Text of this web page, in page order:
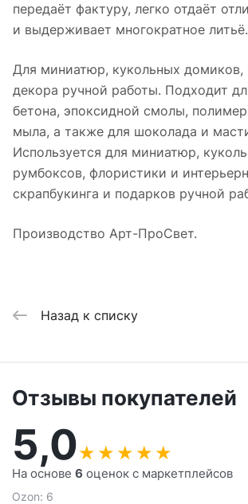
передаёт фактуру, легко отдаёт
и выдерживает многократное литьё.
Для миниатюр, кукольных домиков,
декора ручной работы. Подходит
бетона, эпоксидной смолы,
мыла, а также для шоколада и
Используется для миниатюр,
румбоксов, флористики и
скрапбукинга и подарков ручной
Производство Арт-ПроСвет.
Назад к списку
Отзывы покупателей
5,0★ ★ ★ ★ ★
На основе 6 оценок с маркетплейсов
Ozon: 6